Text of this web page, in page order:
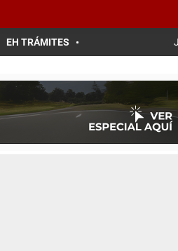
EH TRÁMITES